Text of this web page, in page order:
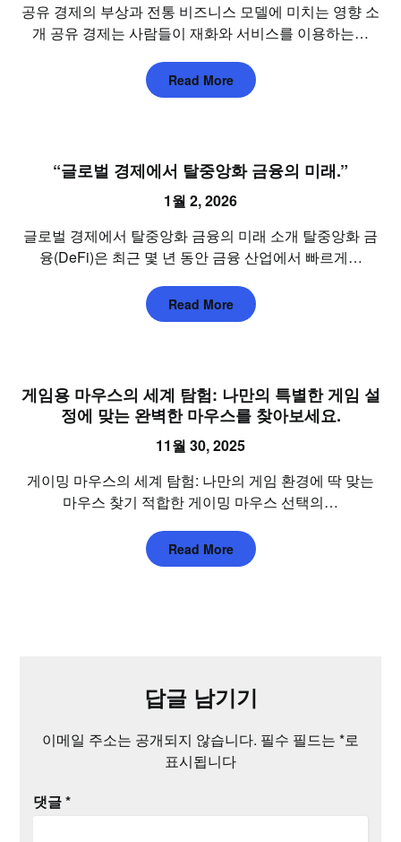
공유 경제의 부상과 전통 비즈니스 모델에 미치는 영향 소
개 공유 경제는 사람들이 재화와 서비스를 이용하는…
Read More
“글로벌 경제에서 탈중앙화 금융의 미래.”
1월 2, 2026
글로벌 경제에서 탈중앙화 금융의 미래 소개 탈중앙화 금
융(DeFi)은 최근 몇 년 동안 금융 산업에서 빠르게…
Read More
게임용 마우스의 세계 탐험: 나만의 특별한 게임 설
정에 맞는 완벽한 마우스를 찾아보세요.
11월 30, 2025
게이밍 마우스의 세계 탐험: 나만의 게임 환경에 딱 맞는
마우스 찾기 적합한 게이밍 마우스 선택의…
Read More
답글 남기기
이메일 주소는 공개되지 않습니다. 필수 필드는 *로
표시됩니다
댓글*